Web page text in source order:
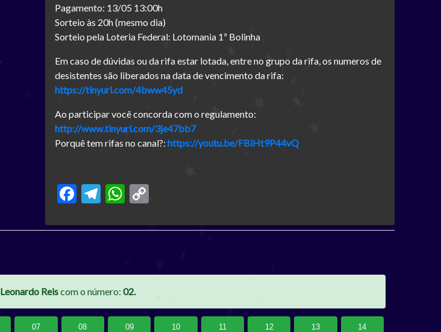
Pagamento: 13/05 13:00h
Sorteio às 20h (mesmo dia)
Sorteio pela Loteria Federal: Lotomania 1ª Bolinha
Em caso de dúvidas ou da rifa estar lotada, entre no grupo da rifa, os numeros de
desistentes são liberados na data de vencimento da rifa:
https://tinyurl.com/4bww45yd
Ao participar você concorda com o regulamento:
http://www.tinyurl.com/3je47bb7
Porquê tem rifas no canal?: https://youtu.be/FBiHt9P44vQ
Facebook
Telegram
WhatsApp
Leonardo Reiscom o número: 02.
07 08 09 10 11 12 13 14